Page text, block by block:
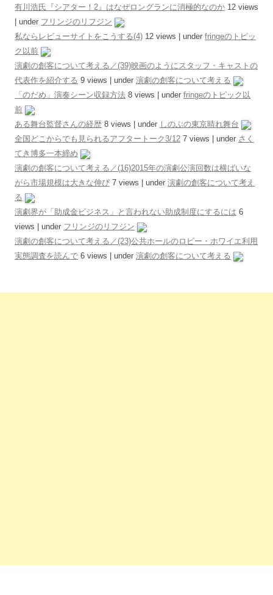
有川浩氏『シアター！2』はなぜロングランに消極的なのか 12 views
under フリンジのリフジン
私ならレビューサイトをこうする(4) 12 views under fringeのトピッ
ク以前
演劇の創客について考える／(39)映画のようにスタッフ・キャストの
代表作を紹介する 9 views under 演劇の創客について考える
「のだめ」演奏シーン収録方法 8 views under fringeのトピック以
前
ある舞台監督さんの経歴 8 views under しのぶの東京晴れ舞台
全国どこからでも見られるアフタートーク3/12 7 views under さく
てき博多一本締め
演劇の創客について考える／(16)2015年の演劇公演回数は横ばいな
がら市場規模は大きな伸び 7 views under 演劇の創客について考え
る
演劇界が「助成金ビジネス」と言われない助成制度にするには 6
views
under フリンジのリフジン
演劇の創客について考える／(23)公共ホールのロビー・ホワイエ利用
実態調査を読んで 6 views under 演劇の創客について考える